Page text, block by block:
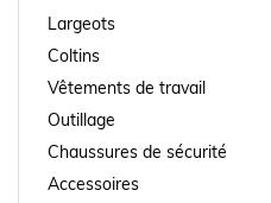
Largeots
Coltins
Vêtements de travail
Outillage
Chaussures de sécurité
Accessoires